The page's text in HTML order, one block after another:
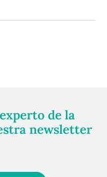
de la
newsletter